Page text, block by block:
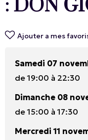
: DON
Ajouter a mes
Samedi 07
de 19:00 à 22:30
Dimanche 08
de 15:00 à 17:30
Mercredi 11